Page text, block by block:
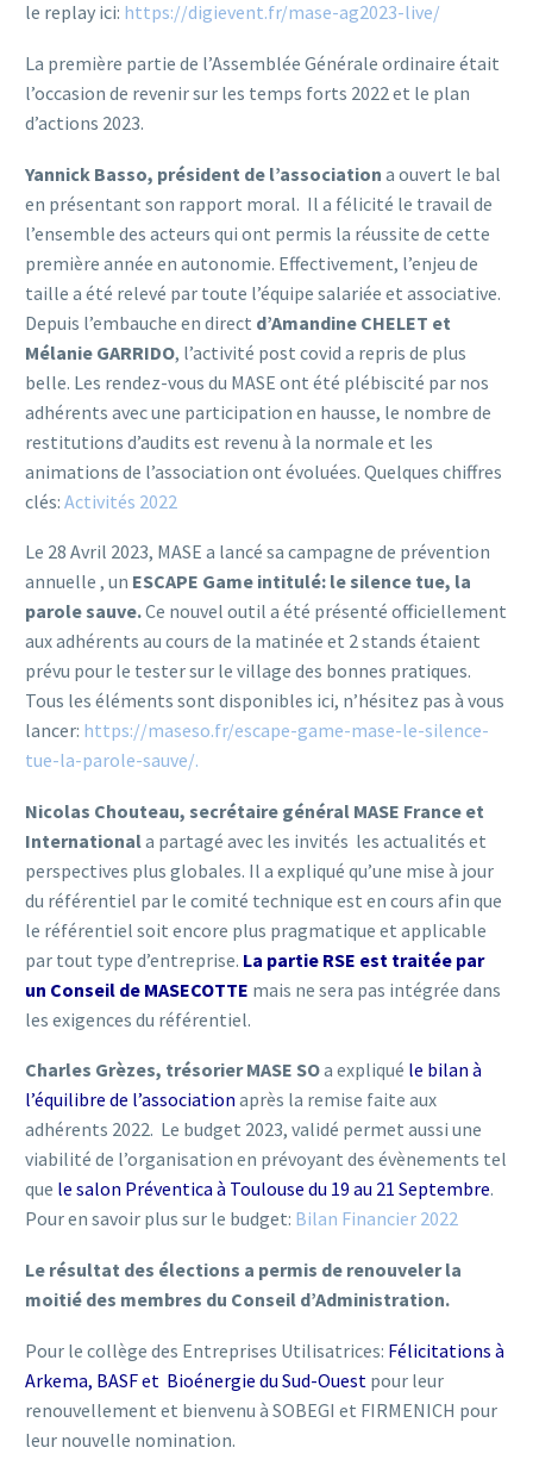
le replay ici: https://digievent.fr/mase-ag2023-live/
La première partie de l’Assemblée Générale ordinaire était
l’occasion de revenir sur les temps forts 2022 et le plan
d’actions 2023.
Yannick Basso, président de l’association a ouvert le bal
en présentant son rapport moral. Il a félicité le travail de
l’ensemble des acteurs qui ont permis la réussite de cette
première année en autonomie. Effectivement, l’enjeu de
taille a été relevé par toute l’équipe salariée et associative.
Depuis l’embauche en direct d’Amandine CHELET et
Mélanie GARRIDO, l’activité post covid a repris de plus
belle. Les rendez-vous du MASE ont été plébiscité par nos
adhérents avec une participation en hausse, le nombre de
restitutions d’audits est revenu à la normale et les
animations de l’association ont évoluées. Quelques chiffres
clés: Activités 2022
Le 28 Avril 2023, MASE a lancé sa campagne de prévention
annuelle , un ESCAPE Game intitulé: le silence tue, la
parole sauve.Ce nouvel outil a été présenté officiellement
aux adhérents au cours de la matinée et 2 stands étaient
prévu pour le tester sur le village des bonnes pratiques.
Tous les éléments sont disponibles ici, n’hésitez pas à vous
lancer: https://maseso.fr/escape-game-mase-le-silence-
tue-la-parole-sauve/.
Nicolas Chouteau, secrétaire général MASE France et
Internationala partagé avec les invités les actualités et
perspectives plus globales. Il a expliqué qu’une mise à jour
du référentiel par le comité technique est en cours afin que
le référentiel soit encore plus pragmatique et applicable
par tout type d’entreprise. La partie RSE est traitée par
un Conseil de MASECOTTE mais ne sera pas intégrée dans
les exigences du référentiel.
Charles Grèzes, trésorier MASE SOa expliqué le bilan à
l’équilibre de l’association après la remise faite aux
adhérents 2022. Le budget 2023, validé permet aussi une
viabilité de l’organisation en prévoyant des évènements tel
que le salon Préventica à Toulouse du 19 au 21 Septembre.
Pour en savoir plus sur le budget: Bilan Financier 2022
Le résultat des élections a permis de renouveler la
moitié des membres du Conseil d’Administration.
Pour le collège des Entreprises Utilisatrices: Félicitations à
Arkema, BASF et Bioénergie du Sud-Ouest pour leur
renouvellement et bienvenu à SOBEGI et FIRMENICH pour
leur nouvelle nomination.